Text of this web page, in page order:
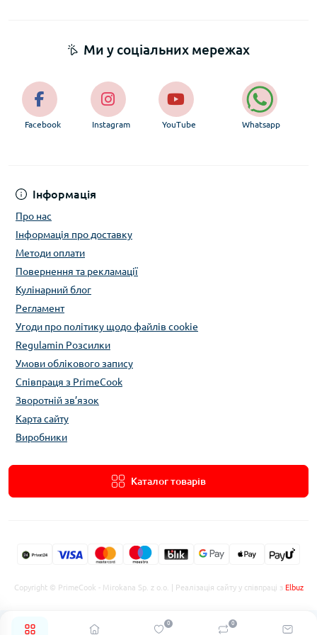
0 0
наповнювачі та посилені картонні коробки, щоб крихке скло
доставки.
Інформація
Про нас
Інформація про доставку
Методи оплати
Повернення та рекламації
Кулінарний блог
Регламент
Угоди про політику щодо файлів cookie
Regulamin Розсилки
Умови облікового запису
Співпраця з PrimeCook
Зворотній зв’язок
Карта сайту
Виробники
Каталог товарів
Ми у соціальних мережах
Facebook Instagram YouTube Whatsapp
Copyright © PrimeCook - Mirokana Sp. z o.o. | Реалізація сайту у співпраці з Elbuz